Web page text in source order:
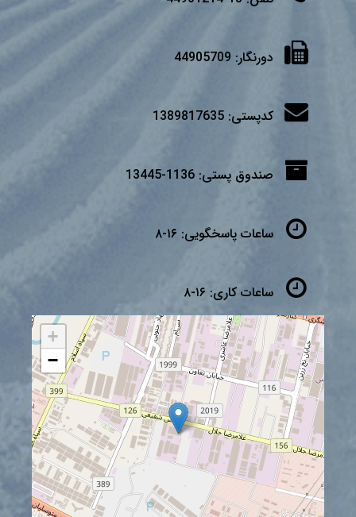
دورنگار: 44905709
کدپستی: 1389817635
صندوق پستی: 1136-13445
ساعات پاسخگویی: ۱۶-۸
ساعات کاری: ۱۶-۸
+
−